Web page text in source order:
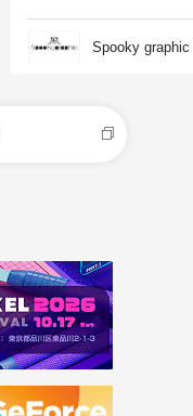
Spooky graphic